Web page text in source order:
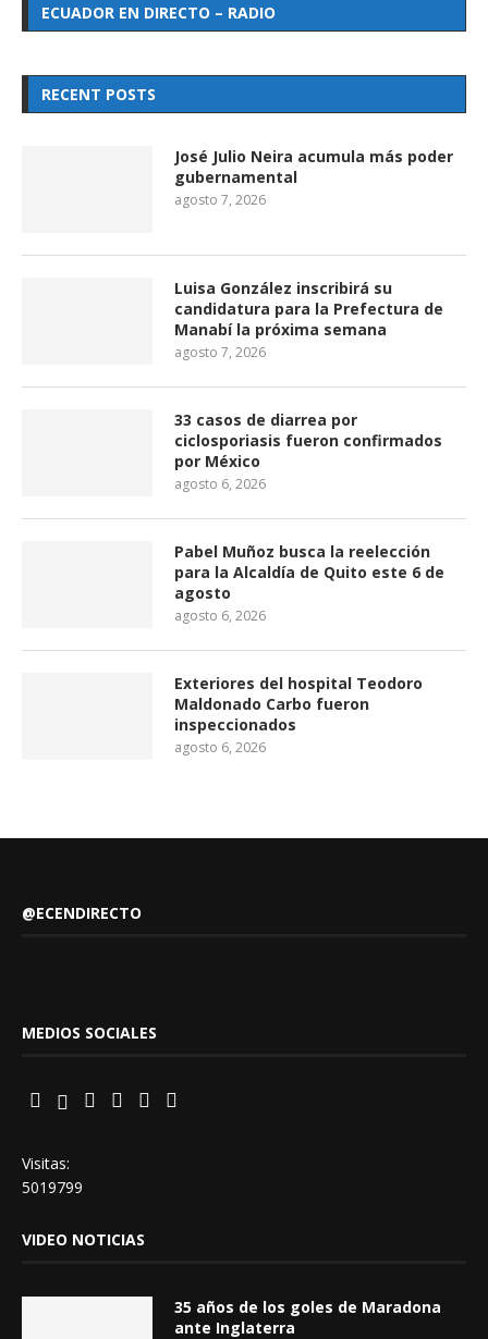
ECUADOR EN DIRECTO – RADIO
RECENT POSTS
José Julio Neira acumula más poder
gubernamental
agosto 7, 2026
Luisa González inscribirá su
candidatura para la Prefectura de
Manabí la próxima semana
agosto 7, 2026
33 casos de diarrea por
ciclosporiasis fueron confirmados
por México
agosto 6, 2026
Pabel Muñoz busca la reelección
para la Alcaldía de Quito este 6 de
agosto
agosto 6, 2026
Exteriores del hospital Teodoro
Maldonado Carbo fueron
inspeccionados
agosto 6, 2026
@ECENDIRECTO
MEDIOS SOCIALES
Visitas:
5019799
VIDEO NOTICIAS
35 años de los goles de Maradona
ante Inglaterra